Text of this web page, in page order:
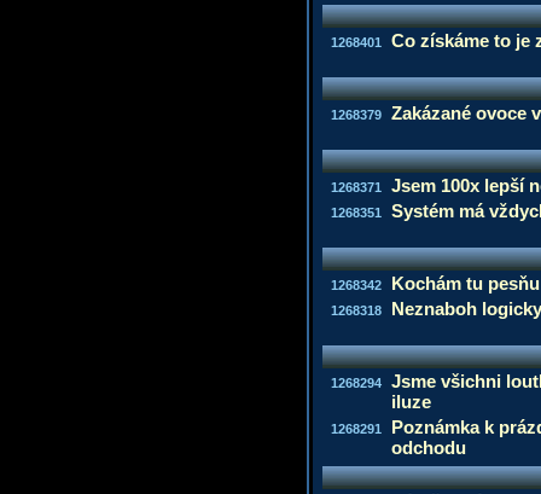
1268401 Co získáme to je
1268379 Zakázané ovoce
1268371 Jsem 100x lepší
1268351 Systém má
1268342 Kochám tu
1268318 Neznaboh
1268294
Jsme všichni
iluze
1268291
Poznámka k
odchodu